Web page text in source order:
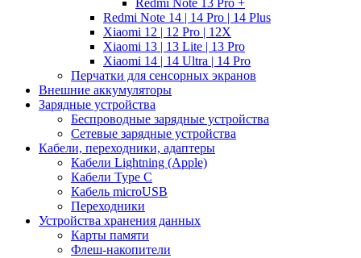
Redmi Note 13 Pro +
Redmi Note 14 | 14 Pro | 14 Plus
Xiaomi 12 | 12 Pro | 12X
Xiaomi 13 | 13 Lite | 13 Pro
Xiaomi 14 | 14 Ultra | 14 Pro
Перчатки для сенсорных экранов
Внешние аккумуляторы
Зарядные устройства
Беспроводные зарядные устройства
Сетевые зарядные устройства
Кабели, переходники, адаптеры
Кабели Lightning (Apple)
Кабели Type C
Кабель microUSB
Переходники
Устройства хранения данных
Карты памяти
Флеш-накопители